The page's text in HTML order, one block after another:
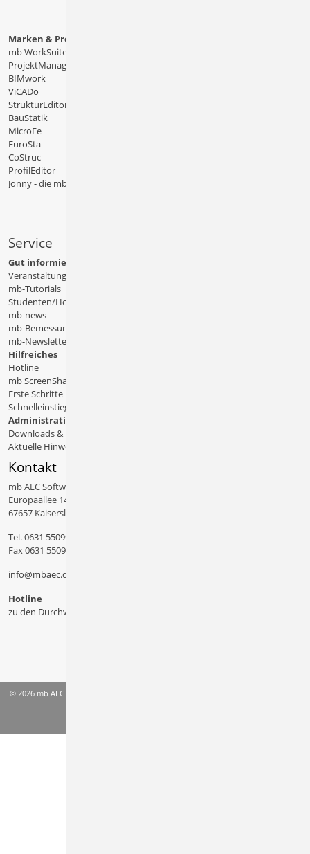
Marken & Produkte
mb WorkSuite
ProjektManager
BIMwork
ViCADo
StrukturEditor
BauStatik
MicroFe
EuroSta
CoStruc
ProfilEditor
Jonny - die mb-App
Service
Gut informiert
Veranstaltungen
mb-Tutorials
Studenten/Hochschule
mb-news
mb-Bemessungstafeln
mb-Newsletter
Hilfreiches
Hotline
mb ScreenShare
Erste Schritte
Schnelleinstiege & Doku
Administratives
Downloads & Patches
Aktuelle Hinweise
Kontakt
mb AEC Software GmbH
Europaallee 14
67657 Kaiserslautern
Tel.0631 550999 11
Fax 0631 550999 20
info@mbaec.de
Hotline
zu den Durchwahlen
© 2026 mb AEC Software GmbH